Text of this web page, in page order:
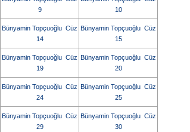
9
10
Bünyamin Topçuoğlu Cüz
14
Bünyamin Topçuoğlu Cüz
15
Bünyamin Topçuoğlu Cüz
19
Bünyamin Topçuoğlu Cüz
20
Bünyamin Topçuoğlu Cüz
24
Bünyamin Topçuoğlu Cüz
25
Bünyamin Topçuoğlu Cüz
29
Bünyamin Topçuoğlu Cüz
30